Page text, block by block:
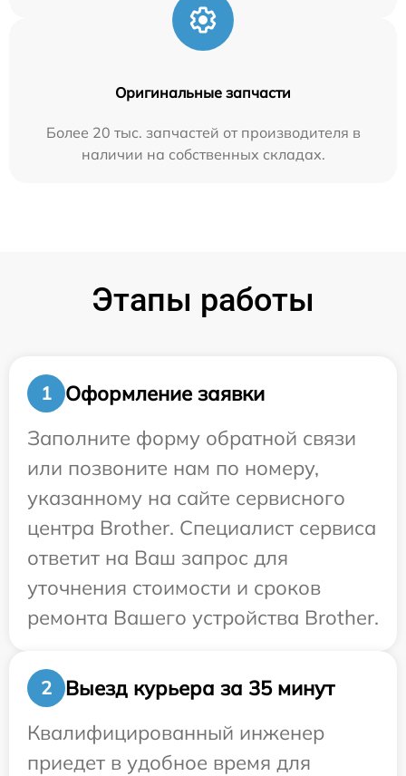
Оригинальные запчасти
Более 20 тыс. запчастей от производителя в
наличии на собственных складах.
Этапы работы
1
Оформление заявки
Заполните форму обратной связи
или позвоните нам по номеру,
указанному на сайте сервисного
центра Brother. Специалист сервиса
ответит на Ваш запрос для
уточнения стоимости и сроков
ремонта Вашего устройства Brother.
2
Выезд курьера за 35 минут
Квалифицированный инженер
приедет в удобное время для